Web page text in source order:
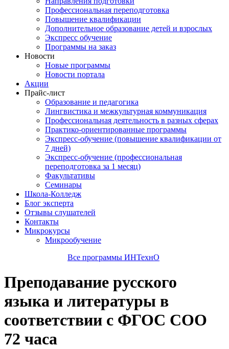
Профессиональная переподготовка
Повышение квалификации
Дополнительное образование детей и взрослых
Экспресс обучение
Программы на заказ
Новости
Новые программы
Новости портала
Акции
Прайс-лист
Образование и педагогика
Лингвистика и межкультурная коммуникация
Профессиональная деятельность в разных сферах
Практико-ориентированные программы
Экспресс-обучение (повышение квалификации от
7 дней)
Экспресс-обучение (профессиональная
переподготовка за 1 месяц)
Факультативы
Семинары
Школа-Колледж
Блог эксперта
Отзывы слушателей
Контакты
Микрокурсы
Микрообучение
Все программы ИНТехнО
Преподавание русского
языка и литературы в
соответствии с ФГОС СОО
72 часа